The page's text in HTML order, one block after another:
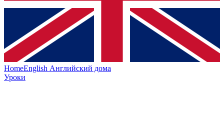
HomeEnglish Английский дома
Уроки